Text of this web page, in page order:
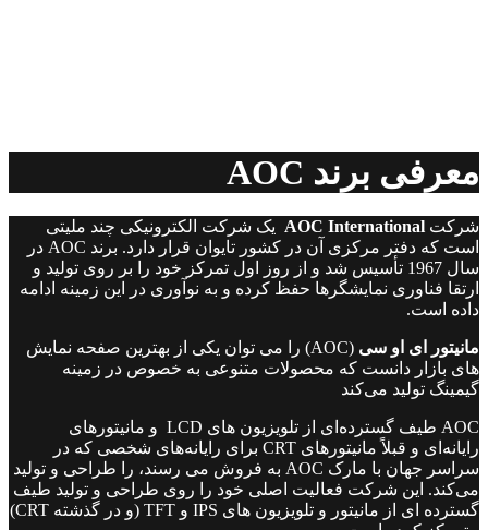
معرفی برند AOC
شرکت
یک شرکت الکترونیکی چند ملیتی
است که دفتر مرکزی آن در کشور تایوان قرار دارد. برند AOC در
سال 1967 تأسیس شد و از روز اول تمرکز خود را بر روی تولید و
ارتقا فناوری نمایشگرها حفظ کرده و به نوآوری در این زمینه ادامه
داده است.
مانیتور ای او سی
(AOC) را می توان یکی از بهترین صفحه نمایش
های بازار دانست که محصولات متنوعی به خصوص در زمینه
گیمینگ تولید می‌کند
AOC طیف گسترده‌ای از تلویزیون های LCD و مانیتورهای
رایانه‌ای و قبلاً مانیتورهای CRT برای رایانه‌های شخصی که در
سراسر جهان با مارک AOC به فروش می رسند، را طراحی و تولید
می‌کند. این شرکت فعالیت اصلی خود را روی طراحی و تولید طیف
گسترده ای از مانیتور و تلویزیون های IPS و TFT (و در گذشته CRT)